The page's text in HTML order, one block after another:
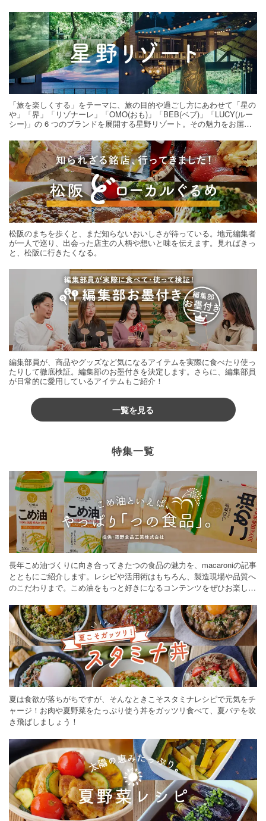
「旅を楽しくする」をテーマに、旅の目的や過ごし方にあわせて「星の
や」「界」「リゾナーレ」「OMO(おも)」「BEB(ベブ)」「LUCY(ルー
シー)」の 6 つのブランドを展開する星野リゾート。その魅力をお届け
松阪のまちを歩くと、まだ知らないおいしさが待っている。地元編集者
が一人で巡り、出会った店主の人柄や想いと味を伝えます。見ればきっ
と、松阪に行きたくなる。
編集部員が、商品やグッズなど気になるアイテムを実際に食べたり使っ
たりして徹底検証。編集部のお墨付きを決定します。さらに、編集部員
が日常的に愛用しているアイテムもご紹介！
一覧を見る
特集一覧
長年こめ油づくりに向き合ってきたつの食品の魅力を、macaroniの記事
とともにご紹介します。レシピや活用術はもちろん、製造現場や品質へ
のこだわりまで。こめ油をもっと好きになるコンテンツをぜひお楽しみ
夏は食欲が落ちがちですが、そんなときこそスタミナレシピで元気をチ
ャージ！お肉や夏野菜をたっぷり使う丼をガッツリ食べて、夏バテを吹
き飛ばしましょう！